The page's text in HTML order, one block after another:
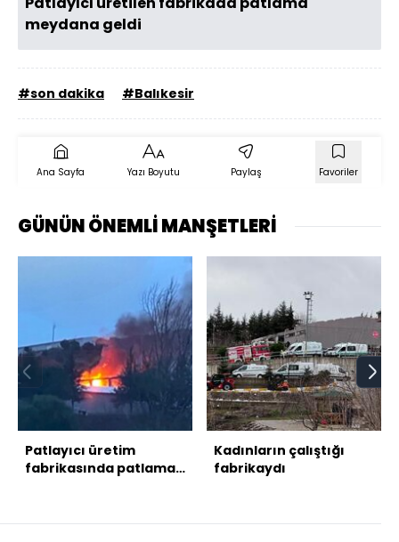
meydana geldi
#son dakika #Balıkesir
Ana Sayfa Yazı Boyutu Paylaş Favoriler
GÜNÜN ÖNEMLİ MANŞETLERİ
Patlayıcı üretim
fabrikasında patlama!
Kadınların çalıştığı
fabrikaydı